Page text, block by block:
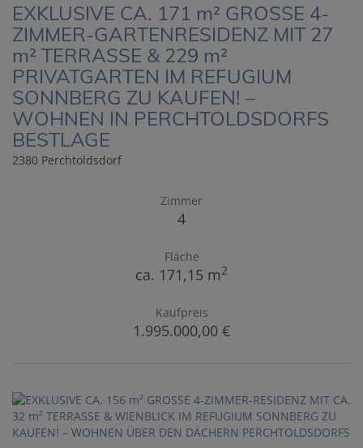
EXKLUSIVE CA. 171 m² GROSSE 4-
ZIMMER-GARTENRESIDENZ MIT 27
m² TERRASSE & 229 m²
PRIVATGARTEN IM REFUGIUM
SONNBERG ZU KAUFEN! –
WOHNEN IN PERCHTOLDSDORFS
BESTLAGE
2380 Perchtoldsdorf
Zimmer
4
Fläche
ca. 171,15 m2
Kaufpreis
1.995.000,00 €